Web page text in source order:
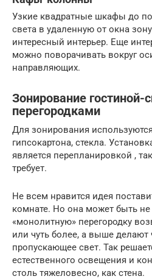
Узкие квадратные шкафы до
света в удаленную от окна
интересный интерьер. Еще
можно поворачивать вокруг
направляющих.
Зонирование гостиной-
перегородками
Для зонирования
гипсокартона, стекла.
является перепланировкой ,
требует.
Не всем нравится идея
комнате. Но она может быть
«монолитную» перегородку
или чуть более, а выше делают
пропускающее свет. Так
естественного освещения и
столь тяжеловесно, как стена.